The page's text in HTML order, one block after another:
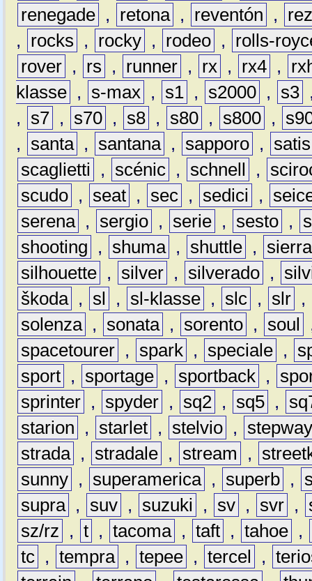
renegade , retona , reventón ,
,
rocks , rocky , rodeo ,
rolls-
rover , rs , runner , rx , rx4 ,
klasse , s-max , s1 , s2000 , s3
,
s7 , s70 , s8 , s80 , s800 ,
,
santa , santana , sapporo ,
satis
scaglietti
, scénic , schnell ,
scudo , seat , sec , sedici ,
serena , sergio , serie , sesto ,
shooting
, shuma , shuttle ,
sierra
silhouette , silver , silverado ,
škoda , sl , sl-klasse , slc , slr ,
solenza , sonata , sorento , soul
spacetourer , spark , speciale ,
sport , sportage , sportback ,
sprinter , spyder , sq2 , sq5 ,
starion
, starlet , stelvio ,
strada , stradale , stream ,
sunny , superamerica , superb ,
supra , suv , suzuki , sv , svr ,
sz/rz
, t , tacoma , taft , tahoe ,
tc , tempra , tepee , tercel ,